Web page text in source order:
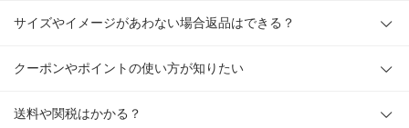
サイズやイメージがあわない場合返品はできる？
クーポンやポイントの使い方が知りたい
送料や関税はかかる？